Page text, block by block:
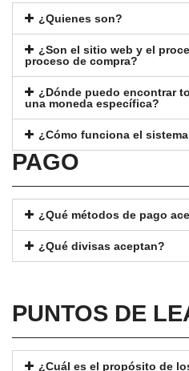
¿Quienes son?
¿Son el sitio web y el
proceso de compra?
¿Dónde puedo encontrar
una moneda específica?
¿Cómo funciona el
PAGO
¿Qué métodos de pago
¿Qué divisas aceptan?
PUNTOS DE
¿Cuál es el propósito de